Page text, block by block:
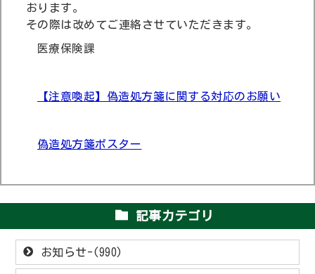
おります。
その際は改めてご連絡させていただきます。
医療保険課
【注意喚起】偽造処方箋に関する対応のお願い
偽造処方箋ポスター
記事カテゴリ
お知らせ-(990)